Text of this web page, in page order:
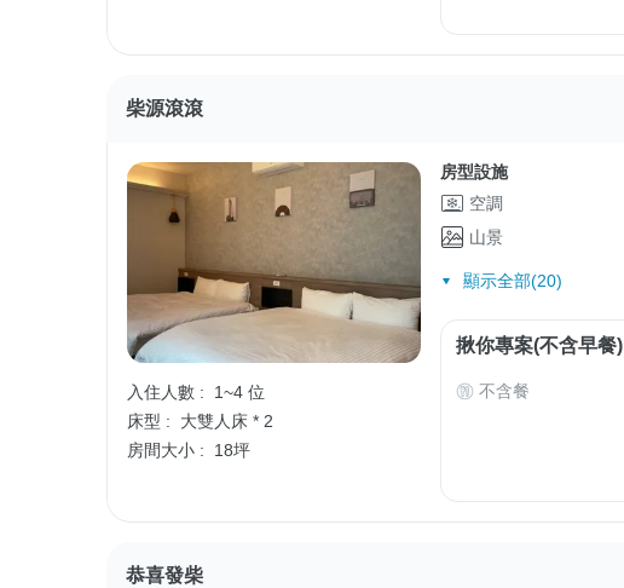
柴源滾滾
入住人數 :
1~4 位
床型 :
大雙人床 * 2
房間大小 :
18坪
房型設施
空調
山景
顯示全部(20)
揪你專案(不含早餐)
不含餐
恭喜發柴